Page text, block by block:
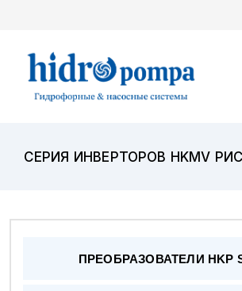
СЕРИЯ ИНВЕРТОРОВ HKMV
ПРЕОБРАЗОВАТЕЛИ HKP